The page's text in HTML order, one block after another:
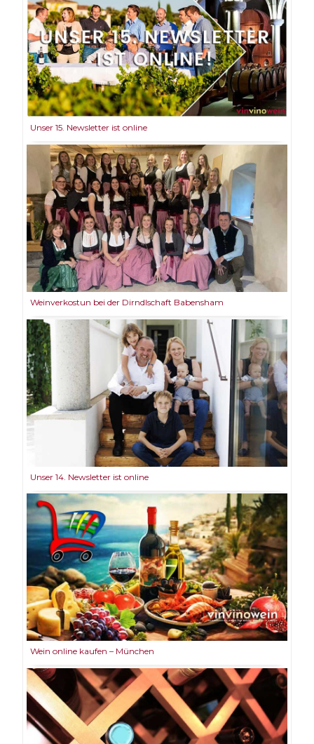
Unser 15. Newsletter ist online
Weinverkostun bei der Dirndlschaft Babensham
Unser 14. Newsletter ist online
Wein online kaufen – München